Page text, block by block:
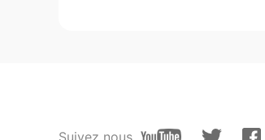
Suivez nous